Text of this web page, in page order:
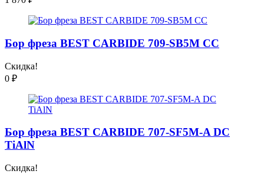
Бор фреза BEST CARBIDE 709-SB5M CC
Скидка!
0 ₽
Бор фреза BEST CARBIDE 707-SF5M-A DC
TiAlN
Скидка!